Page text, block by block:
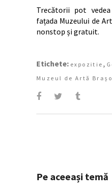
Trecătorii pot
fațada Muzeului de
nonstop și gratuit.
Etichete: expozitie ,
Muzeul de Artă
Pe aceeași temă